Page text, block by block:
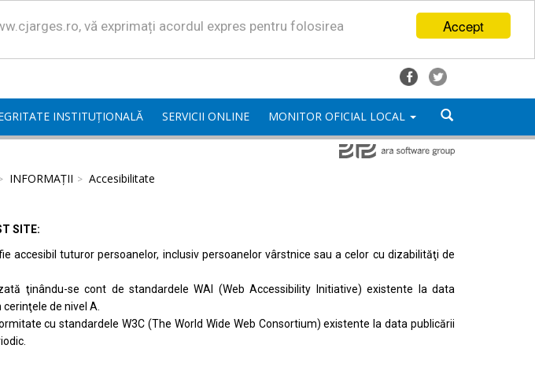
Accept
vă exprimați acordul expres pentru folosirea
INSTITUȚIONALĂ SERVICII ONLINE MONITOR OFICIAL LOCAL
INFORMAȚII Accesibilitate
SITE:
accesibil tuturor persoanelor, inclusiv persoanelor vârstnice sau a celor cu dizabilităţi de
ţinându-se cont de standardeleWAI (Web Accessibility Initiative) existente la data
de nivel A.
cu standardeleW3C (The World Wide Web Consortium) existente la data publicării